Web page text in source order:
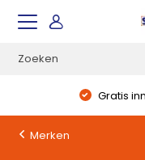
Gratis
Merken